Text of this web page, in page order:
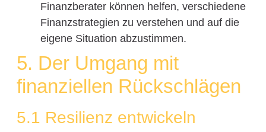
Finanzberater können helfen, verschiedene
Finanzstrategien zu verstehen und auf die
eigene Situation abzustimmen.
5. Der Umgang mit
finanziellen Rückschlägen
5.1 Resilienz entwickeln